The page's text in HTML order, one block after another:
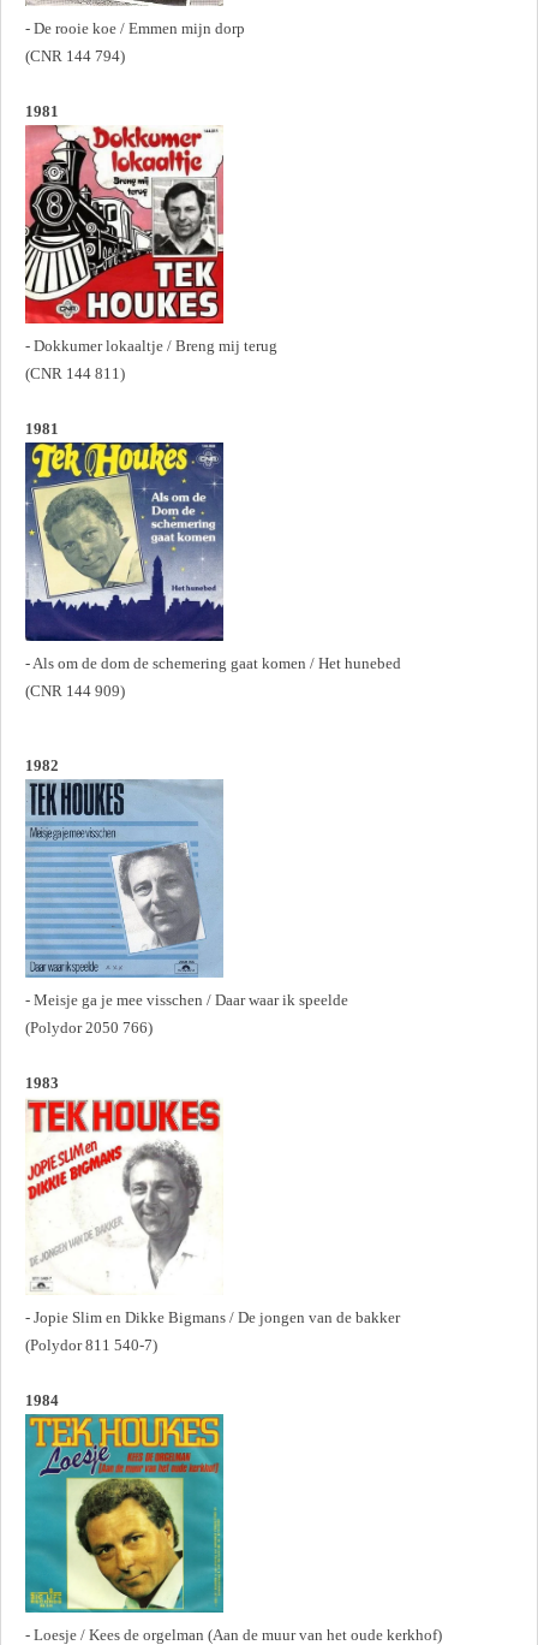
- De rooie koe / Emmen mijn dorp
(CNR 144 794)
1981
- Dokkumer lokaaltje / Breng mij terug
(CNR 144 811)
1981
- Als om de dom de schemering gaat komen / Het hunebed
(CNR 144 909)
1982
- Meisje ga je mee visschen / Daar waar ik speelde
(Polydor 2050 766)
1983
- Jopie Slim en Dikke Bigmans / De jongen van de bakker
(Polydor 811 540-7)
1984
- Loesje / Kees de orgelman (Aan de muur van het oude kerkhof)